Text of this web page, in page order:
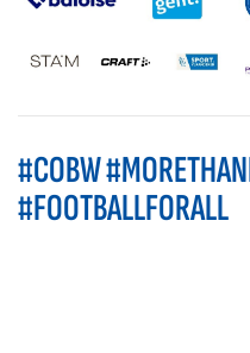
#COBW
#FOOTBALLFORALL